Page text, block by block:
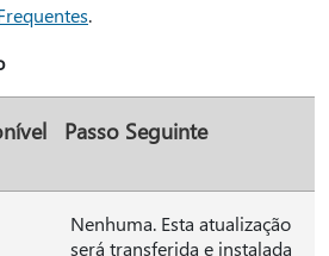
.
Passo Seguinte
Nenhuma. Esta atualização
será transferida e instalada